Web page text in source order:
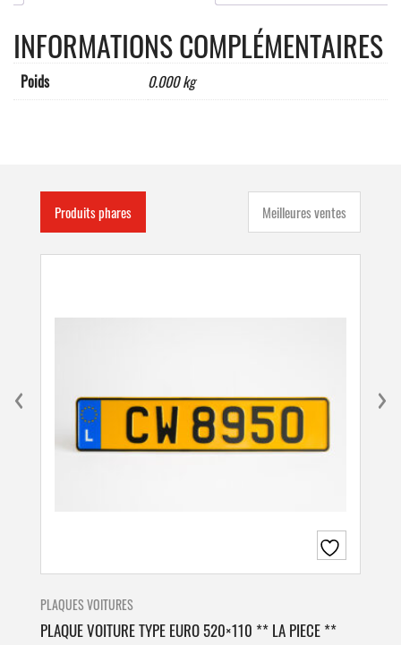
INFORMATIONS COMPLÉMENTAIRES
Poids 0.000 kg
Produits phares Meilleures ventes
PLAQUES VOITURES
PLAQUE VOITURE TYPE EURO 520×110 ** LA PIECE **